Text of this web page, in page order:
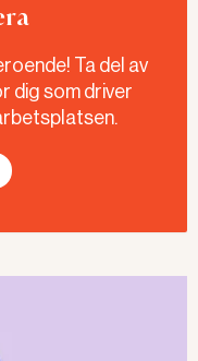
Ta del av
dig som driver